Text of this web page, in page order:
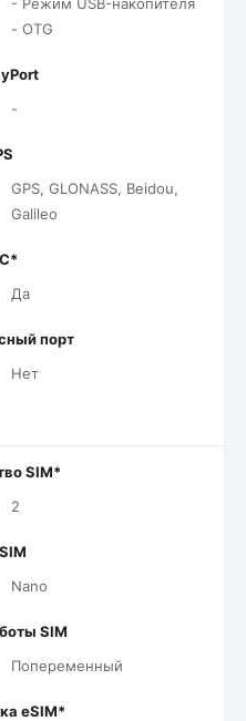
- OTG
-
GPS, GLONASS, Beidou,
Galileo
Да
порт
Нет
SIM*
2
Nano
SIM
Попеременный
eSIM*